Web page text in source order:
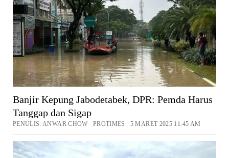
Banjir Kepung Jabodetabek, DPR: Pemda Harus
Tanggap dan Sigap
PENULIS: ANWAR CHOW PROTIMES 5 MARET 2025 11:45 AM